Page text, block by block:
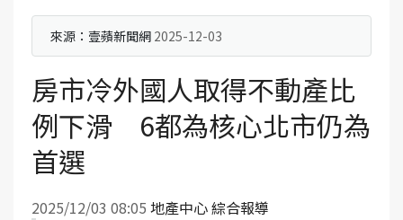
來源：壹蘋新聞網 2025-12-03
房市冷外國人取得不動產比
例下滑 6都為核心北市仍為
首選
2025/12/03 08:05 地產中心 綜合報導